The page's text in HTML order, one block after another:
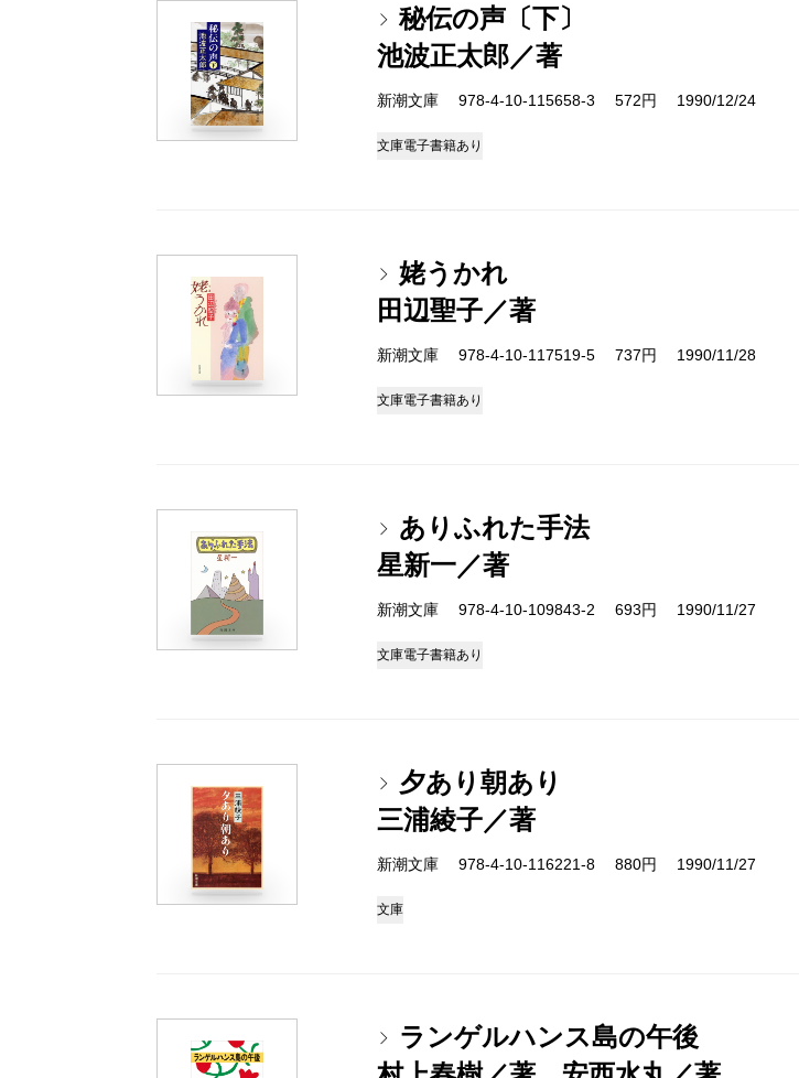
秘伝の声〔下〕
池波正太郎／著
新潮文庫 978-4-10-115658-3 572円 1990/12/24
文庫電子書籍あり
姥うかれ
田辺聖子／著
新潮文庫 978-4-10-117519-5 737円 1990/11/28
文庫電子書籍あり
ありふれた手法
星新一／著
新潮文庫 978-4-10-109843-2 693円 1990/11/27
文庫電子書籍あり
夕あり朝あり
三浦綾子／著
新潮文庫 978-4-10-116221-8 880円 1990/11/27
文庫
ランゲルハンス島の午後